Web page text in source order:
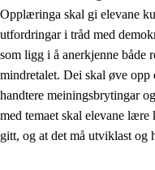
2.4 Å lære å lære
Tverrfaglege tema
2.5 Tverrfaglege
2.5.1 Folkehelse og
2.5.2 Demokrati og
Opplæringa skal gi elevane
utfordringar i tråd med
som ligg i å anerkjenne både
mindretalet. Dei skal øve
handtere meiningsbrytingar
med temaet skal elevane
gitt, og at det må utviklast og